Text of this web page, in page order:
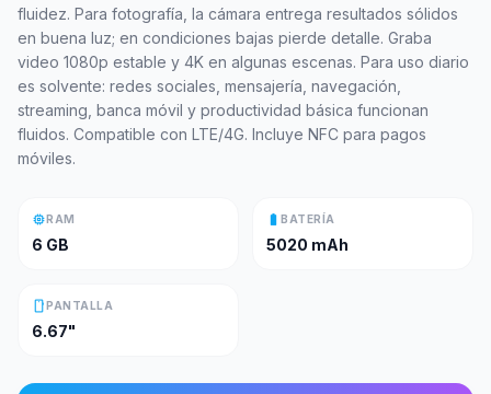
fluidez. Para fotografía, la cámara entrega resultados sólidos
en buena luz; en condiciones bajas pierde detalle. Graba
video 1080p estable y 4K en algunas escenas. Para uso diario
es solvente: redes sociales, mensajería, navegación,
streaming, banca móvil y productividad básica funcionan
fluidos. Compatible con LTE/4G. Incluye NFC para pagos
móviles.
memoryRAM
6 GB
battery_full BATERÍA
5020 mAh
smartphonePANTALLA
6.67"